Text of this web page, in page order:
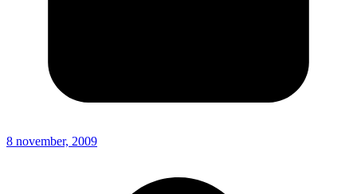
8 november, 2009